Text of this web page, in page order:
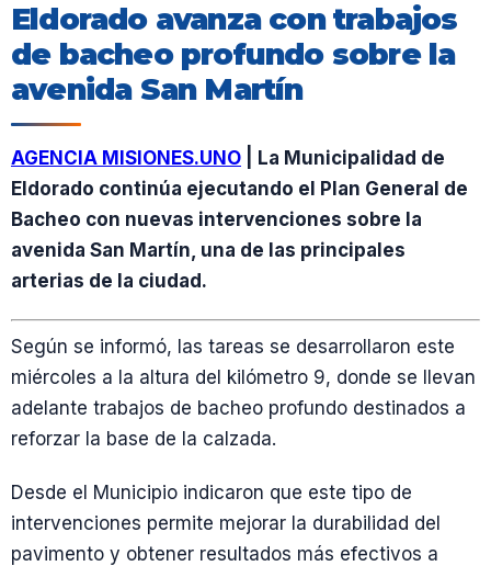
Eldorado avanza con trabajos
de bacheo profundo sobre la
avenida San Martín
AGENCIA MISIONES.UNO | La Municipalidad de
Eldorado continúa ejecutando el Plan General de
Bacheo con nuevas intervenciones sobre la
avenida San Martín, una de las principales
arterias de la ciudad.
Según se informó, las tareas se desarrollaron este
miércoles a la altura del kilómetro 9, donde se llevan
adelante trabajos de bacheo profundo destinados a
reforzar la base de la calzada.
Desde el Municipio indicaron que este tipo de
intervenciones permite mejorar la durabilidad del
pavimento y obtener resultados más efectivos a